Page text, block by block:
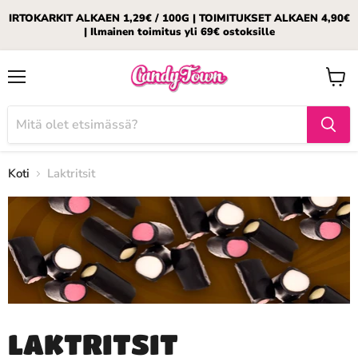
IRTOKARKIT ALKAEN 1,29€ / 100G | TOIMITUKSET ALKAEN 4,90€
| Ilmainen toimitus yli 69€ ostoksille
Katso
Koti Laktritsit
LAKTRITSIT